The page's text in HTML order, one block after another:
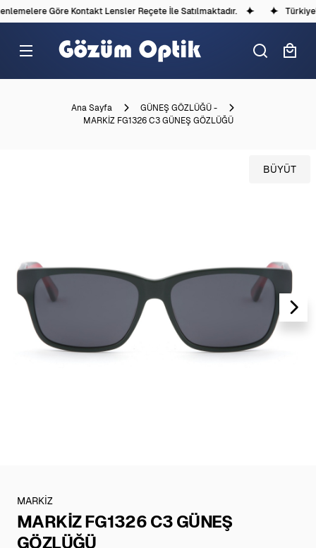
Göre Kontakt Lensler Reçete İle Satılmaktadır.
Ana Sayfa
GÜNEŞ GÖZLÜĞÜ -
MARKİZ FG1326 C3 GÜNEŞ GÖZLÜĞÜ
BÜYÜT
MARKİZ
MARKİZ FG1326 C3 GÜNEŞ
GÖZLÜĞÜ